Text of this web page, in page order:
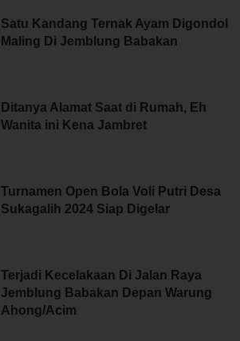
Satu Kandang Ternak Ayam Digondol
Maling Di Jemblung Babakan
Ditanya Alamat Saat di Rumah, Eh
Wanita ini Kena Jambret
Turnamen Open Bola Voli Putri Desa
Sukagalih 2024 Siap Digelar
Terjadi Kecelakaan Di Jalan Raya
Jemblung Babakan Depan Warung
Ahong/Acim